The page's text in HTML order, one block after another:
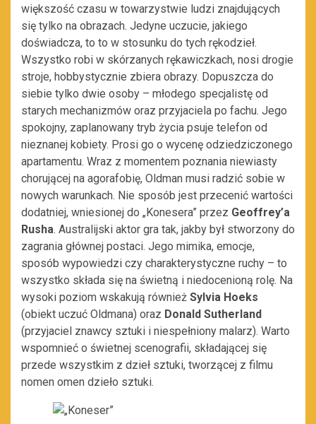
większość czasu w towarzystwie ludzi znajdujących
się tylko na obrazach. Jedyne uczucie, jakiego
doświadcza, to to w stosunku do tych rękodzieł.
Wszystko robi w skórzanych rękawiczkach, nosi drogie
stroje, hobbystycznie zbiera obrazy. Dopuszcza do
siebie tylko dwie osoby – młodego specjalistę od
starych mechanizmów oraz przyjaciela po fachu. Jego
spokojny, zaplanowany tryb życia psuje telefon od
nieznanej kobiety. Prosi go o wycenę odziedziczonego
apartamentu. Wraz z momentem poznania niewiasty
chorującej na agorafobię, Oldman musi radzić sobie w
nowych warunkach. Nie sposób jest przecenić wartości
dodatniej, wniesionej do „Konesera” przez Geoffrey’a
Rusha. Australijski aktor gra tak, jakby był stworzony do
zagrania głównej postaci. Jego mimika, emocje,
sposób wypowiedzi czy charakterystyczne ruchy – to
wszystko składa się na świetną i niedocenioną rolę. Na
wysoki poziom wskakują również Sylvia Hoeks
(obiekt uczuć Oldmana) oraz Donald Sutherland
(przyjaciel znawcy sztuki i niespełniony malarz). Warto
wspomnieć o świetnej scenografii, składającej się
przede wszystkim z dzieł sztuki, tworzącej z filmu
nomen omen dzieło sztuki.